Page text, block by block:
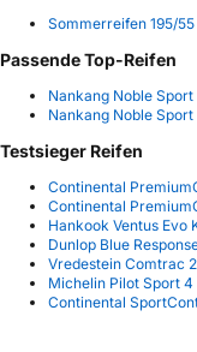
Sommerreifen 195/55
Passende Top-Reifen
Nankang Noble
Nankang Noble
Testsieger Reifen
Continental
Continental
Hankook Ventus Evo
Dunlop Blue
Vredestein Comtrac
Michelin Pilot Sport
Continental